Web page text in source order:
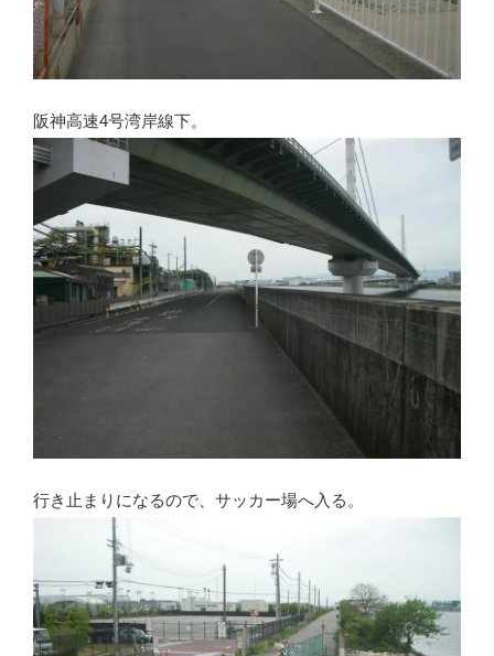
阪神高速4号湾岸線下。
行き止まりになるので、サッカー場へ入る。